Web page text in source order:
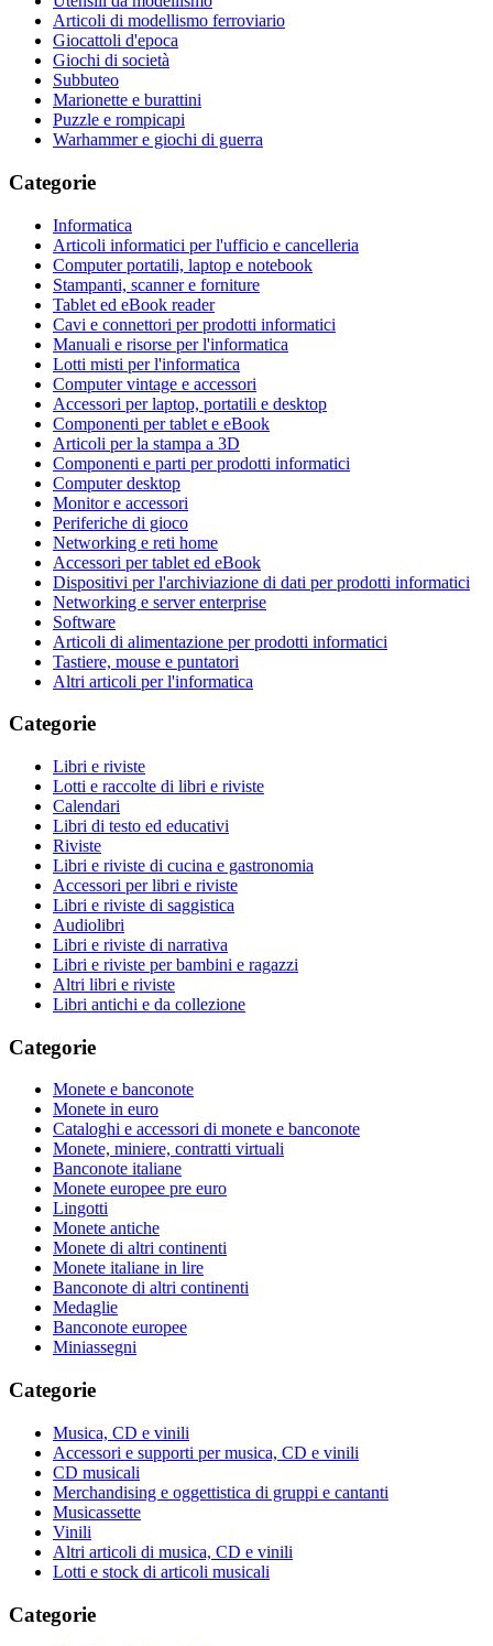
Articoli di modellismo ferroviario
Giocattoli d'epoca
Giochi di società
Subbuteo
Marionette e burattini
Puzzle e rompicapi
Warhammer e giochi di guerra
Categorie
Informatica
Articoli informatici per l'ufficio e cancelleria
Computer portatili, laptop e notebook
Stampanti, scanner e forniture
Tablet ed eBook reader
Cavi e connettori per prodotti informatici
Manuali e risorse per l'informatica
Lotti misti per l'informatica
Computer vintage e accessori
Accessori per laptop, portatili e desktop
Componenti per tablet e eBook
Articoli per la stampa a 3D
Componenti e parti per prodotti informatici
Computer desktop
Monitor e accessori
Periferiche di gioco
Networking e reti home
Accessori per tablet ed eBook
Dispositivi per l'archiviazione di dati per prodotti informatici
Networking e server enterprise
Software
Articoli di alimentazione per prodotti informatici
Tastiere, mouse e puntatori
Altri articoli per l'informatica
Categorie
Libri e riviste
Lotti e raccolte di libri e riviste
Calendari
Libri di testo ed educativi
Riviste
Libri e riviste di cucina e gastronomia
Accessori per libri e riviste
Libri e riviste di saggistica
Audiolibri
Libri e riviste di narrativa
Libri e riviste per bambini e ragazzi
Altri libri e riviste
Libri antichi e da collezione
Categorie
Monete e banconote
Monete in euro
Cataloghi e accessori di monete e banconote
Monete, miniere, contratti virtuali
Banconote italiane
Monete europee pre euro
Lingotti
Monete antiche
Monete di altri continenti
Monete italiane in lire
Banconote di altri continenti
Medaglie
Banconote europee
Miniassegni
Categorie
Musica, CD e vinili
Accessori e supporti per musica, CD e vinili
CD musicali
Merchandising e oggettistica di gruppi e cantanti
Musicassette
Vinili
Altri articoli di musica, CD e vinili
Lotti e stock di articoli musicali
Categorie